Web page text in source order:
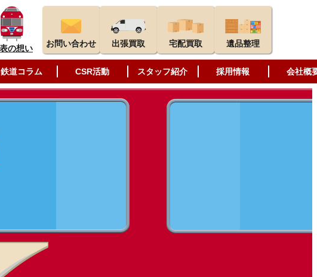
の想い お問い合わせ 出張買取 宅配買取 遺品整理
鉄道コラム CSR活動 スタッフ紹介 採用情報 会社概